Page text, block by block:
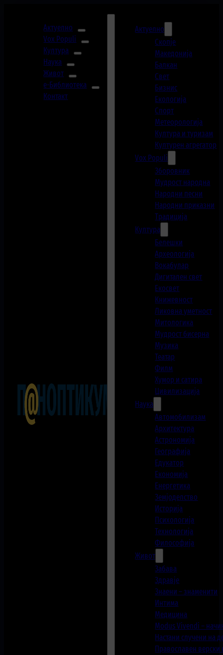
Актуелно
Vox Populi
Култура
Наука
Живот
е-Библиотека
Контакт
Актуелно
Скопје
Македонија
Балкан
Свет
Бизнис
Екологија
Спорт
Метеорологија
Култура и туризам
Културен агрегатор
Vox Populi
Зборовник
Мудрост народна
Народни песни
Народни приказни
Традиција
Култура
Белешки
Археологија
Вокабулар
Дигитален свет
Екосвет
Книжевност
Ликовна уметност
Митологика
Мудрост бисерна
Музика
Театар
Филм
Хумор и сатира
Цивилизација
Наука
Автомобилизам
Архитектура
Астрономија
Географија
Едукатор
Економија
Енергетика
Земјоделство
Историја
Психологија
Технологија
Философија
Живот
Забава
Здравје
Знаени – знаменити
Интима
Медицина
Modus Vivendi –
Настани случени на
Православен верски